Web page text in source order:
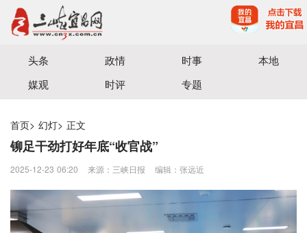
宜昌三峡融媒体中心主办
头条 政情 时事
本地
媒观
时评 专题
首页> 幻灯> 正文
铆足干劲打好年底“收官战”
2025-12-23 06:20 来源：三峡日报 编辑：张远近